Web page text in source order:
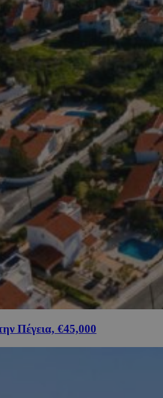
Πέγεια, €45,000